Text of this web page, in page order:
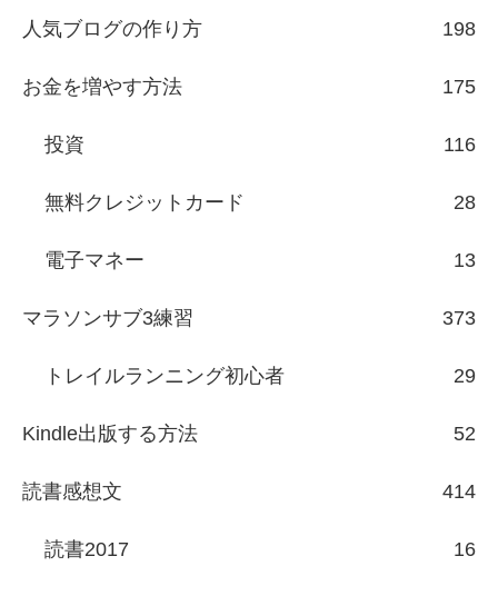
人気ブログの作り方 198
お金を増やす方法 175
投資 116
無料クレジットカード 28
電子マネー 13
マラソンサブ3練習 373
トレイルランニング初心者 29
Kindle出版する方法 52
読書感想文 414
読書2017 16